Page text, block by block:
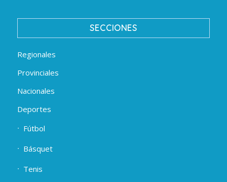
SECCIONES
Regionales
Provinciales
Nacionales
Deportes
Fútbol
Básquet
Tenis